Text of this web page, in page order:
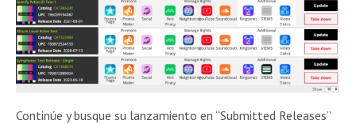
Continúe y busque su lanzamiento en “Submitted Releases”